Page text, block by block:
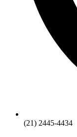
(21) 2445-4434